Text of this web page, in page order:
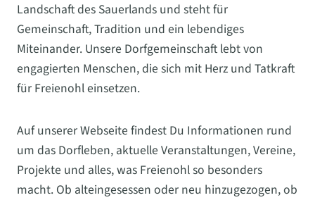
Landschaft des Sauerlands und steht für
Gemeinschaft, Tradition und ein lebendiges
Miteinander. Unsere Dorfgemeinschaft lebt von
engagierten Menschen, die sich mit Herz und Tatkraft
für Freienohl einsetzen.
Auf unserer Webseite findest Du Informationen rund
um das Dorfleben, aktuelle Veranstaltungen, Vereine,
Projekte und alles, was Freienohl so besonders
macht. Ob alteingesessen oder neu hinzugezogen, ob